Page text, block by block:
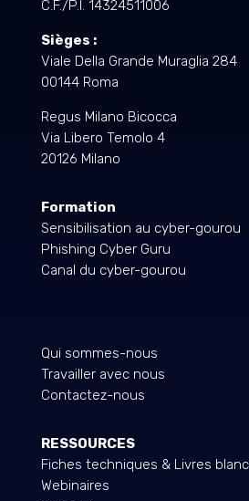
C.F./P.I. 14324511006
Sièges :
Viale Della Grande Muraglia 284
00144 Roma
Regus Milano Bicocca
Via Libero Temolo 4
20126 Milano
Formation
Sensibilisation au cyber-gourou
Phishing Cyber Guru
Canal du cyber-gourou
Qui sommes-nous
Travailler avec nous
Contactez-nous
RESSOURCES
Fiches techniques & Livres
Webinaires